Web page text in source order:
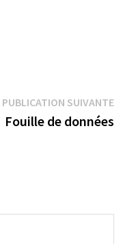
:
PUBLICATION SUIVANTE
Fouille de données